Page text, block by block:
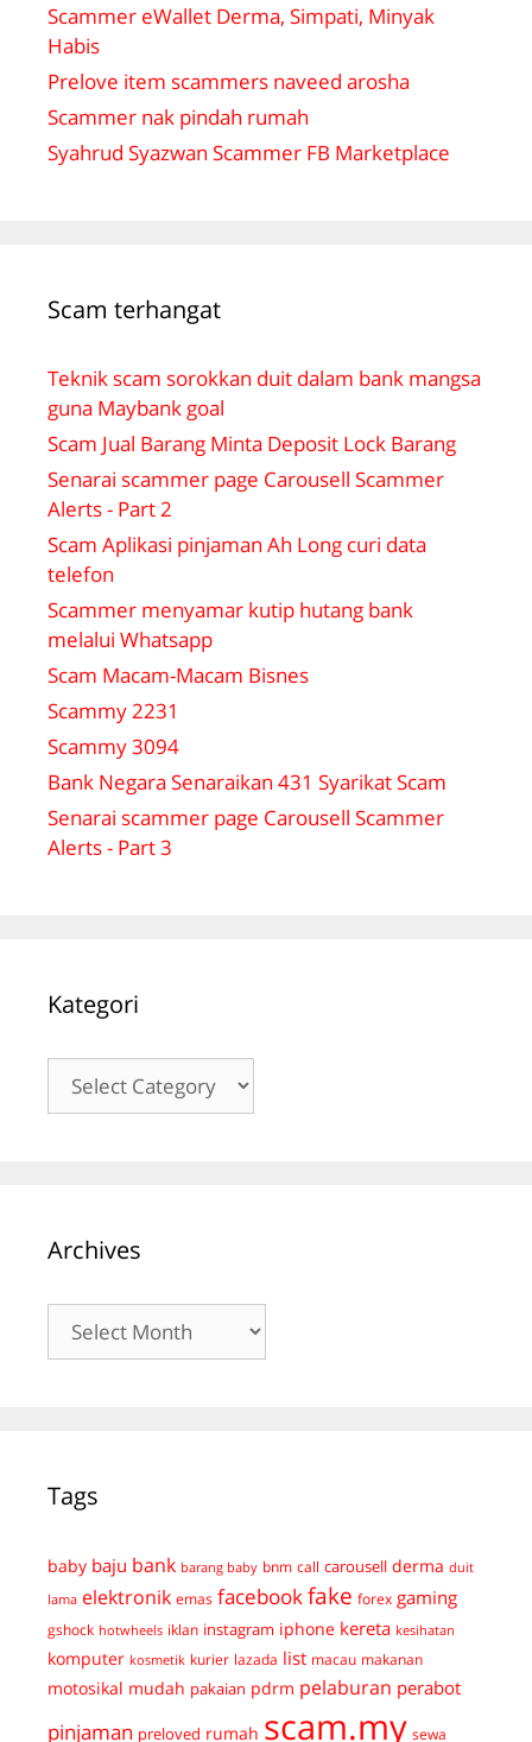
Scammer eWallet Derma, Simpati, Minyak
Habis
Prelove item scammers naveed arosha
Scammer nak pindah rumah
Syahrud Syazwan Scammer FB Marketplace
Scam terhangat
Teknik scam sorokkan duit dalam bank mangsa
guna Maybank goal
Scam Jual Barang Minta Deposit Lock Barang
Senarai scammer page Carousell Scammer
Alerts - Part 2
Scam Aplikasi pinjaman Ah Long curi data
telefon
Scammer menyamar kutip hutang bank
melalui Whatsapp
Scam Macam-Macam Bisnes
Scammy 2231
Scammy 3094
Bank Negara Senaraikan 431 Syarikat Scam
Senarai scammer page Carousell Scammer
Alerts - Part 3
Kategori
Archives
Tags
baby baju bank barang baby bnm call carousell derma duit
lama elektronik emas facebook fake forex gaming
gshock hotwheels iklan instagram iphone kereta kesihatan
komputer kosmetik kurier lazada list macau makanan
motosikal mudah pakaian pdrm pelaburan perabot
pinjaman preloved rumah scam.my sewa